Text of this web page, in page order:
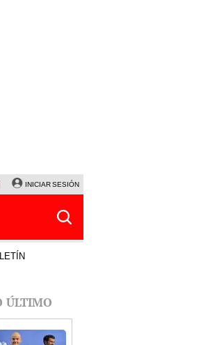
SINUANO RESULTADOS HOY
INICIAR SESIÓN
ÚLTIMO